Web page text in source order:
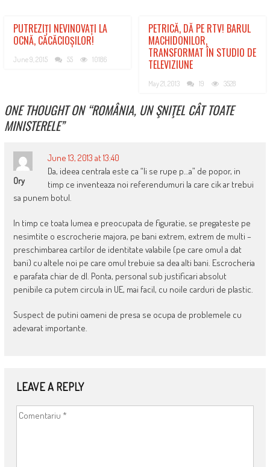
PUTREZIȚI NEVINOVAȚI LA
OCNĂ, CĂCĂCIOȘILOR!
June 9, 2015 55 10186
PETRICĂ, DĂ PE RTV! BARUL
MACHIDONILOR,
TRANSFORMAT ÎN STUDIO DE
TELEVIZIUNE
May 21, 2013 19 3528
ONE THOUGHT ON “ROMÂNIA, UN ŞNIŢEL CÂT TOATE
MINISTERELE”
Ory
June 13, 2013 at 13:40
Da, ideea centrala este ca “li se rupe p…a” de popor, in
timp ce inventeaza noi referendumuri la care cik ar trebui
sa punem botul.
In timp ce toata lumea e preocupata de figuratie, se pregateste pe
nesimtite o escrocherie majora, pe bani extrem, extrem de multi –
preschimbarea cartilor de identitate valabile (pe care omul a dat
bani) cu altele noi pe care omul trebuie sa dea alti bani. Escrocheria
e parafata chiar de dl. Ponta, personal sub justificari absolut
penibile ca putem circula in UE, mai facil, cu noile carduri de plastic.
Suspect de putini oameni de presa se ocupa de problemele cu
adevarat importante.
LEAVE A REPLY